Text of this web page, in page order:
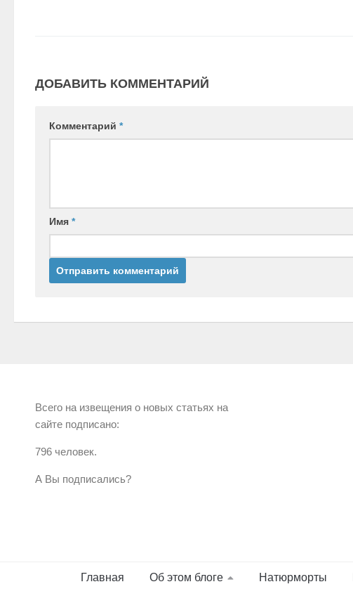
ДОБАВИТЬ КОММЕНТАРИЙ
Комментарий *
Имя *
Всего на извещения о новых статьях на
сайте подписано:
796 человек.
А Вы подписались?
Главная Об этом блоге Натюрморты